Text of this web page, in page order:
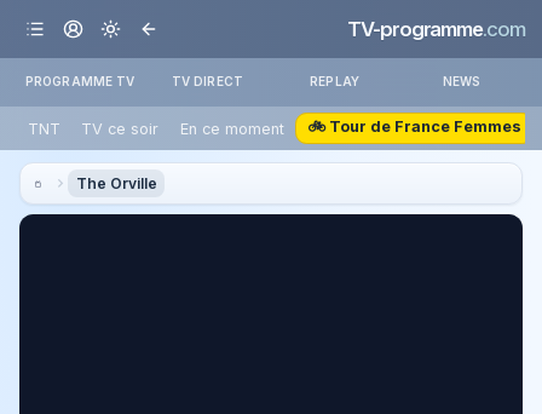
TV-programme.com
PROGRAMME TV TV DIRECT REPLAY NEWS
TNT TV ce soir En ce moment 🚲 Tour de France Femmes
The Orville